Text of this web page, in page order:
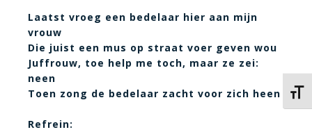
Laatst vroeg een bedelaar hier aan mijn
vrouw
Die juist een mus op straat voer geven wou
Juffrouw, toe help me toch, maar ze zei:
neen
Toen zong de bedelaar zacht voor zich heen
Refrein: